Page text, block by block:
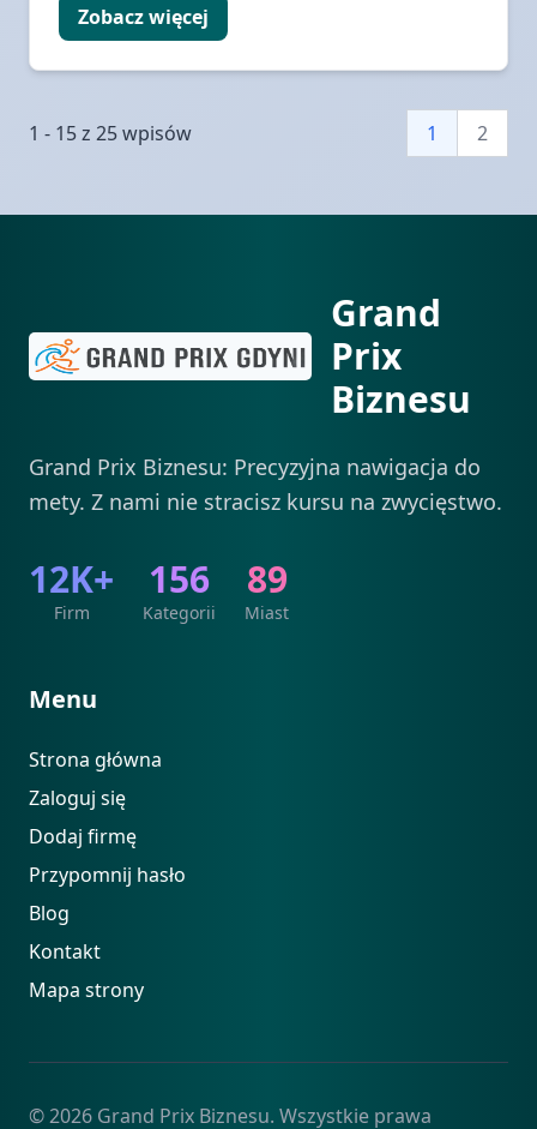
Zobacz więcej
1 - 15 z 25 wpisów 1 2
Grand
Prix
Biznesu
Grand Prix Biznesu: Precyzyjna nawigacja do
mety. Z nami nie stracisz kursu na zwycięstwo.
12K+
Firm
156
Kategorii
89
Miast
Menu
Strona główna
Zaloguj się
Dodaj firmę
Przypomnij hasło
Blog
Kontakt
Mapa strony
© 2026 Grand Prix Biznesu. Wszystkie prawa